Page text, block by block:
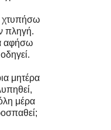
χτυπήσω
πληγή.
αφήσω
μητέρα
μέρα